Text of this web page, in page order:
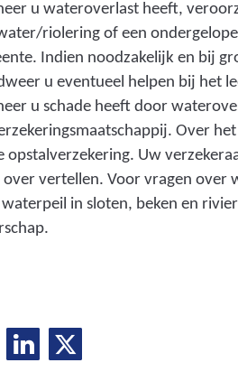
e
e
l
a
o
n
u wateroverlast heeft,
riolering of een
Indien noodzakelijk en bij
u eventueel helpen bij het
u schade heeft door
Over
opstalverzekering. Uw
over vertellen. Voor vragen over
waterpeil in sloten, beken en
e
e